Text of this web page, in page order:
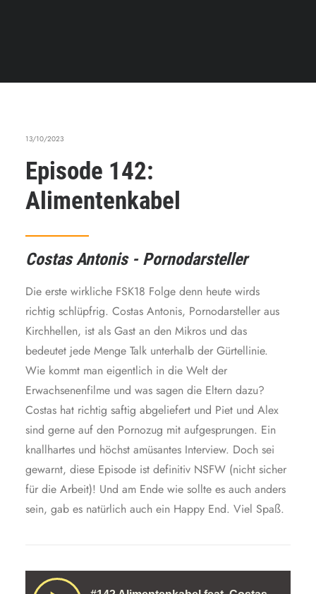
13/10/2023
Episode 142:
Alimentenkabel
Costas Antonis - Pornodarsteller
Die erste wirkliche FSK18 Folge denn heute wirds
richtig schlüpfrig. Costas Antonis, Pornodarsteller aus
Kirchhellen, ist als Gast an den Mikros und das
bedeutet jede Menge Talk unterhalb der Gürtellinie.
Wie kommt man eigentlich in die Welt der
Erwachsenenfilme und was sagen die Eltern dazu?
Costas hat richtig saftig abgeliefert und Piet und Alex
sind gerne auf den Pornozug mit aufgesprungen. Ein
knallhartes und höchst amüsantes Interview. Doch sei
gewarnt, diese Episode ist definitiv NSFW (nicht sicher
für die Arbeit)! Und am Ende wie sollte es auch anders
sein, gab es natürlich auch ein Happy End. Viel Spaß.